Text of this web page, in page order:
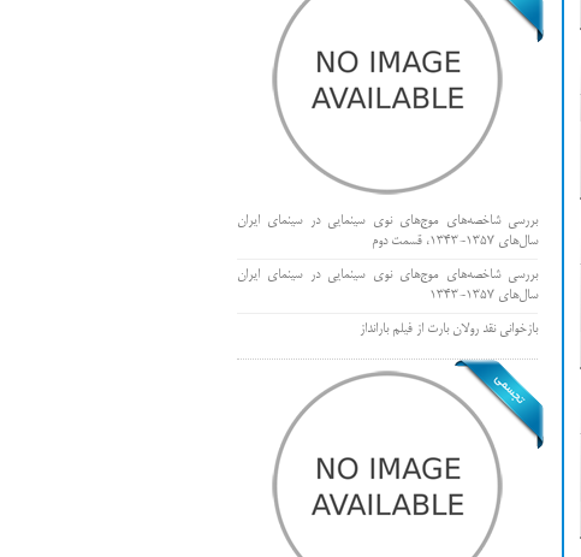
بررسی شاخصه‌های موج‌های نوی سینمایی در سینمای ایران
سال‌های 1357-1343، قسمت دوم
بررسی شاخصه‌های موج‌های نوی سینمایی در سینمای ایران
سال‌های 1357-1343
بازخوانی نقد رولان بارت از فیلم بارانداز